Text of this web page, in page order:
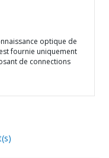
optique de
fournie uniquement
de connections